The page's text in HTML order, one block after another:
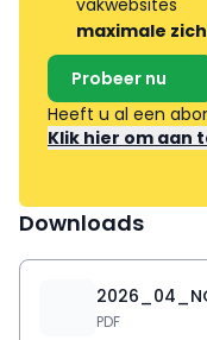
maximale
Probeer nu
Heeft u al een
Klik hier om aan
Downloads
PDF